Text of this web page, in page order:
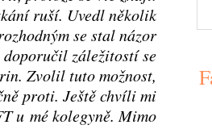
ruší. Uvedl několik
se stal názor
záležitostí se
Zvolil tuto možnost,
proti. Ještě chvíli mi
u mé kolegyně. Mimo